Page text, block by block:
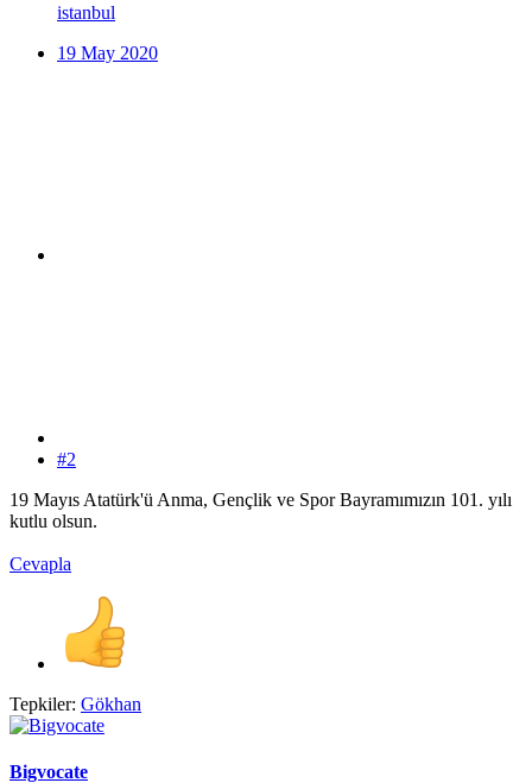
istanbul
19 May 2020
#2
19 Mayıs Atatürk'ü Anma, Gençlik ve Spor Bayramımızın 101. yılı
kutlu olsun.
Cevapla
Tepkiler: Gökhan
Bigvocate